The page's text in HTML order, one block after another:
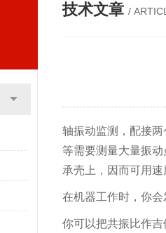
技术文章 /
轴振动监测，配接
等需要测量大量振
承壳上，因而可用
在机器工作时，你
你可以把共振比作